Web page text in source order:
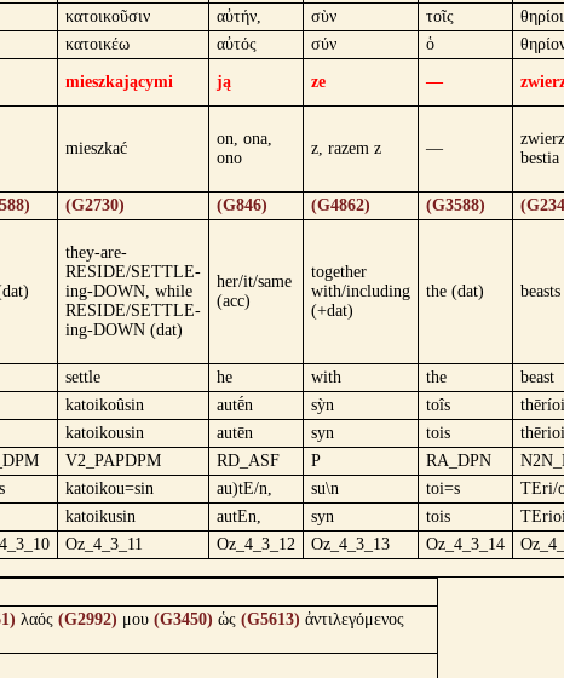
κατοικοῦσιν αὐτήν, σὺν τοῖς
κατοικέω αὐτός σύν ὁ
mieszkającymi ją ze —
mieszkać
on, ona,
ono
z, razem z —
bestia
(G2730) (G846) (G4862) (G3588)
they-are-
RESIDE/SETTLE-
ing-DOWN, while
RESIDE/SETTLE-
ing-DOWN (dat)
her/it/same
(acc)
together
with/including
(+dat)
the (dat)
settle he with the
beast
katoikoûsin autḗn sỳn toîs
katoikousin autēn syn tois
V2_PAPDPM RD_ASF P RA_DPN
katoikou=sin au)tE/n, su\n toi=s
TEri/
katoikusin autEn, syn tois
Oz_4_3_11 Oz_4_3_12 Oz_4_3_13 Oz_4_3_14
λαός (G2992) μου (G3450) ὡς (G5613) ἀντιλεγόμενος